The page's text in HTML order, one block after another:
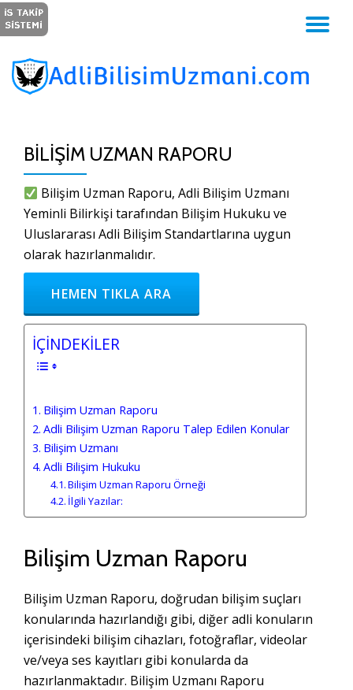
İçeriğe
BILIŞIM UZMAN RAPORU
Bilişim Uzman Raporu, Adli Bilişim Uzmanı
Yeminli Bilirkişi tarafından Bilişim Hukuku ve
Uluslararası Adli Bilişim Standartlarına uygun
olarak hazırlanmalıdır.
HEMEN TIKLA ARA
İÇİNDEKİLER
Bilişim Uzman Raporu
Adli Bilişim Uzman Raporu Talep Edilen Konular
Bilişim Uzmanı
Adli Bilişim Hukuku
Bilişim Uzman Raporu Örneği
İlgili Yazılar:
Bilişim Uzman Raporu
Bilişim Uzman Raporu, doğrudan bilişim suçları
konularında hazırlandığı gibi, diğer adli konuların
içerisindeki bilişim cihazları, fotoğraflar, videolar
ve/veya ses kayıtları gibi konularda da
hazırlanmaktadır. Bilişim Uzmanı Raporu